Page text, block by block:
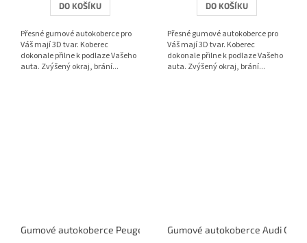
DO KOŠÍKU
Přesné gumové autokoberce pro
Váš mají 3D tvar. Koberec
dokonale přilne k podlaze Vašeho
auta. Zvýšený okraj, brání...
DO KOŠÍKU
Přesné gumové autokoberce pro
Váš mají 3D tvar. Koberec
dokonale přilne k podlaze Vašeho
auta. Zvýšený okraj, brání...
Gumové autokoberce Peugeot e-Traveller 2místný + tunel 2016- |
Gumové autokoberce Audi Q5